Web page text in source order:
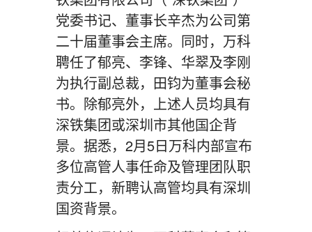
党委书记、董事长辛杰为公司第
二十届董事会主席。同时，万科
聘任了郁亮、李锋、华翠及李刚
为执行副总裁，田钧为董事会秘
书。除郁亮外，上述人员均具有
深铁集团或深圳市其他国企背
景。据悉，2月5日万科内部宣布
多位高管人事任命及管理团队职
责分工，新聘认高管均具有深圳
国资背景。